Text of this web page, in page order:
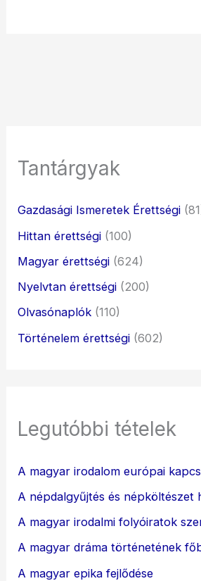
Tantárgyak
Gazdasági Ismeretek Érettségi
Hittan érettségi (100)
Magyar érettségi (624)
Nyelvtan érettségi (200)
Olvasónaplók (110)
Történelem érettségi (602)
Legutóbbi tételek
A magyar irodalom európai
A népdalgyűjtés és népköltészet
A magyar irodalmi folyóiratok
A magyar dráma történetének
A magyar epika fejlődése